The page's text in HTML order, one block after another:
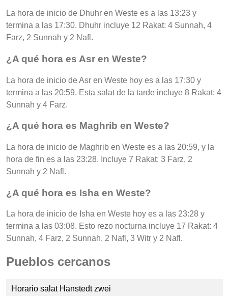
La hora de inicio de Dhuhr en Weste es a las 13:23 y
termina a las 17:30. Dhuhr incluye 12 Rakat: 4 Sunnah, 4
Farz, 2 Sunnah y 2 Nafl.
¿A qué hora es Asr en Weste?
La hora de inicio de Asr en Weste hoy es a las 17:30 y
termina a las 20:59. Esta salat de la tarde incluye 8 Rakat: 4
Sunnah y 4 Farz.
¿A qué hora es Maghrib en Weste?
La hora de inicio de Maghrib en Weste es a las 20:59, y la
hora de fin es a las 23:28. Incluye 7 Rakat: 3 Farz, 2
Sunnah y 2 Nafl.
¿A qué hora es Isha en Weste?
La hora de inicio de Isha en Weste hoy es a las 23:28 y
termina a las 03:08. Esto rezo nocturna incluye 17 Rakat: 4
Sunnah, 4 Farz, 2 Sunnah, 2 Nafl, 3 Witr y 2 Nafl.
Pueblos cercanos
Horario salat Hanstedt zwei